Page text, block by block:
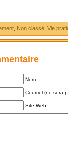
Non classé Vie
Nom
Courriel (ne sera
Site Web